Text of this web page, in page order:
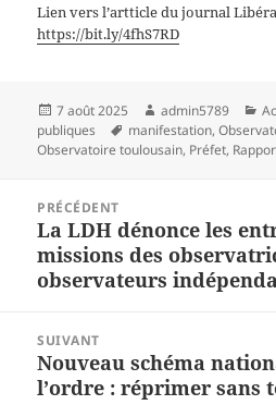
Lien vers l’artticle du journal
https://bit.ly/4fhS7RD
Publié
le
7 août 2025 Auteur
admin5789
publiques
Mots-
clés
manifestation,
Observatoire toulousain, Préfet,
l’article
PRÉCÉDENT
Article
précédent :
La LDH dénonce les
missions des
observateurs
SUIVANT
Article
suivant :
Nouveau schéma
l’ordre : réprimer sans